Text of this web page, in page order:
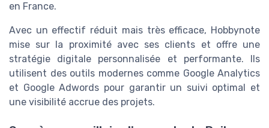
en France.
Avec un effectif réduit mais très efficace, Hobbynote
mise sur la proximité avec ses clients et offre une
stratégie digitale personnalisée et performante. Ils
utilisent des outils modernes comme Google Analytics
et Google Adwords pour garantir un suivi optimal et
une visibilité accrue des projets.